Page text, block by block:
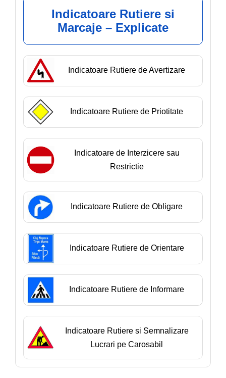
Indicatoare Rutiere si
Marcaje – Explicate
Indicatoare Rutiere de Avertizare
Indicatoare Rutiere de Priotitate
Indicatoare de Interzicere sau
Restrictie
Indicatoare Rutiere de Obligare
Indicatoare Rutiere de Orientare
Indicatoare Rutiere de Informare
Indicatoare Rutiere si Semnalizare
Lucrari pe Carosabil